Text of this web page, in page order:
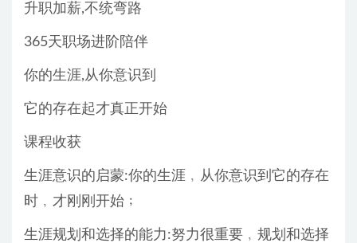
升职加薪,不统弯路
365天职场进阶陪伴
你的生涯,从你意识到
它的存在起才真正开始
课程收获
生涯意识的启蒙:你的生涯﹐从你意识到它的存在
时﹐才刚刚开始﹔
生涯规划和选择的能力:努力很重要﹐规划和选择